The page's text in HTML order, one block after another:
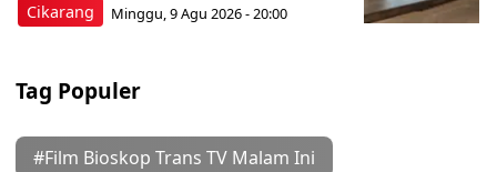
Cikarang Minggu, 9 Agu 2026 - 20:00
Tag Populer
#Film Bioskop Trans TV Malam Ini